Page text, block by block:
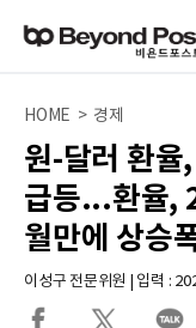
HOME > 경제
원-달러 환율
급등...환율,
월만에 상승
이성구 전문위원 | 입력 :